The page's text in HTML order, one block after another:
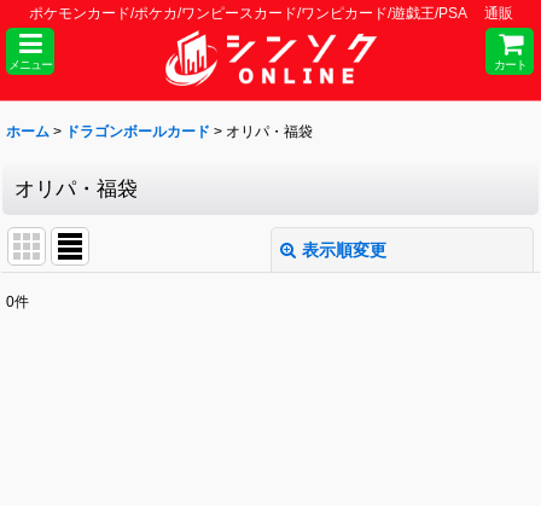
ポケモンカード/ポケカ/ワンピースカード/ワンピカード/遊戯王/PSA 通販
メニュー カート
ホーム > ドラゴンボールカード > オリパ・福袋
オリパ・福袋
表示順変更
0件